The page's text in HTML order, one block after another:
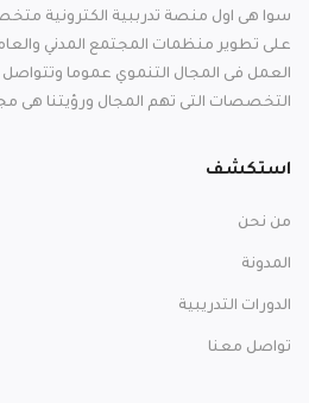
سوا هى اول منصة تدرببية الكترونية
على تطوير منظمات المجتمع المدني
العمل فى المجال التنموي عموما
التخصصات التى تهم المجال ورؤيتنا هى
استكشف
من نحن
المدونة
الدورات التدريبية
تواصل معنا